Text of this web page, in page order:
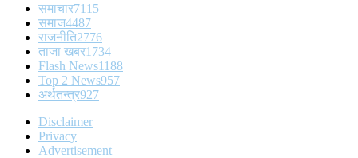
समाचार7115
समाज4487
राजनीति2776
ताजा खबर1734
Flash News1188
Top 2 News957
अर्थतन्त्र927
Disclaimer
Privacy
Advertisement